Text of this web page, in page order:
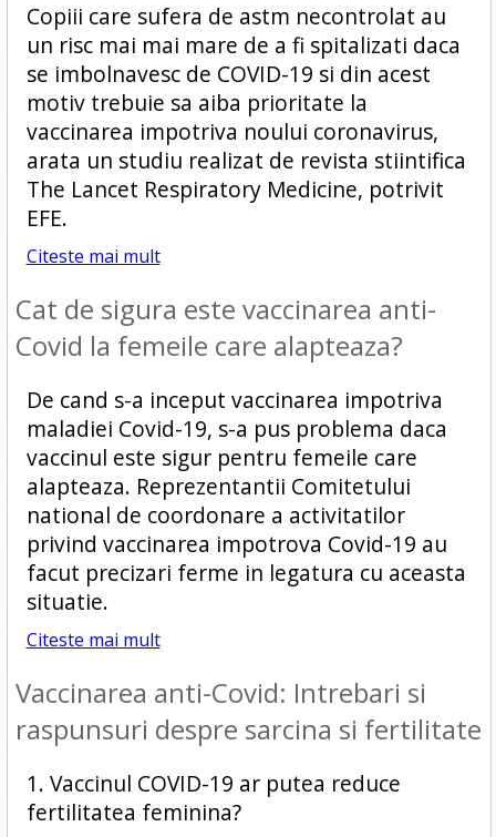
Copiii care sufera de astm necontrolat au
un risc mai mai mare de a fi spitalizati daca
se imbolnavesc de COVID-19 si din acest
motiv trebuie sa aiba prioritate la
vaccinarea impotriva noului coronavirus,
arata un studiu realizat de revista stiintifica
The Lancet Respiratory Medicine, potrivit
EFE.
Citeste mai mult
Cat de sigura este vaccinarea anti-
Covid la femeile care alapteaza?
De cand s-a inceput vaccinarea impotriva
maladiei Covid-19, s-a pus problema daca
vaccinul este sigur pentru femeile care
alapteaza. Reprezentantii Comitetului
national de coordonare a activitatilor
privind vaccinarea impotrova Covid-19 au
facut precizari ferme in legatura cu aceasta
situatie.
Citeste mai mult
Vaccinarea anti-Covid: Intrebari si
raspunsuri despre sarcina si fertilitate
1. Vaccinul COVID-19 ar putea reduce
fertilitatea feminina?